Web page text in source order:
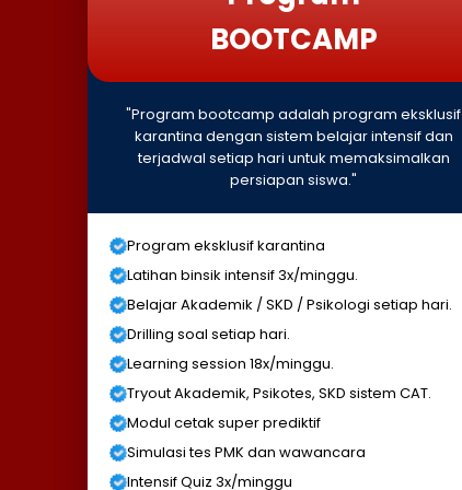
BOOTCAMP
"Program bootcamp adalah program eksklusif
karantina dengan sistem belajar intensif dan
terjadwal setiap hari untuk memaksimalkan
persiapan siswa."
Program eksklusif karantina
Latihan binsik intensif 3x/minggu.
Belajar Akademik / SKD / Psikologi setiap hari.
Drilling soal setiap hari.
Learning session 18x/minggu.
Tryout Akademik, Psikotes, SKD sistem CAT.
Modul cetak super prediktif
Simulasi tes PMK dan wawancara
Intensif Quiz 3x/minggu